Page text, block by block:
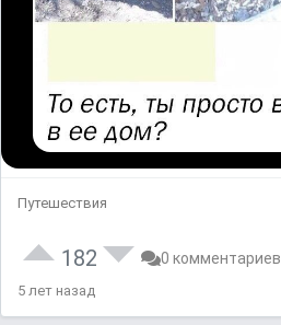
Путешествия
182 0 комментариев
5 лет назад